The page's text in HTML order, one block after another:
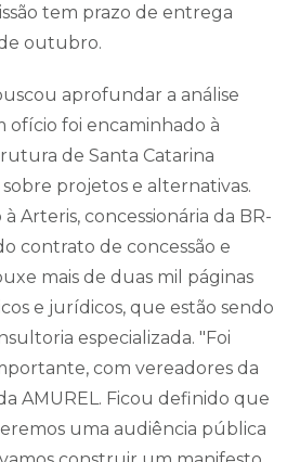
tem prazo de entrega
outubro.
aprofundar a análise
ofício foi encaminhado à
de Santa Catarina
projetos e alternativas.
Arteris, concessionária da BR-
contrato de concessão e
mais de duas mil páginas
e jurídicos, que estão sendo
especializada. "Foi
com vereadores da
AMUREL. Ficou definido que
uma audiência pública